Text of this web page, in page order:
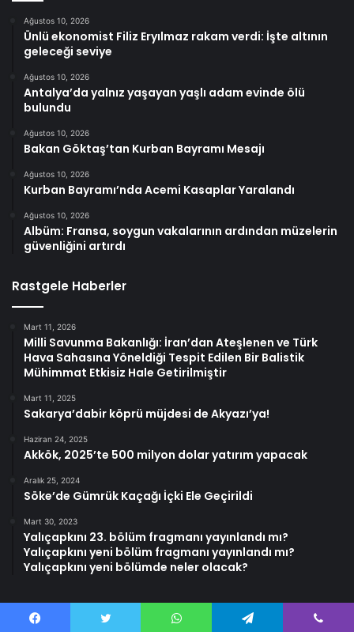
Ağustos 10, 2026
Ünlü ekonomist Filiz Eryılmaz rakam verdi: İşte altının
geleceği seviye
Ağustos 10, 2026
Antalya’da yalnız yaşayan yaşlı adam evinde ölü
bulundu
Ağustos 10, 2026
Bakan Göktaş’tan Kurban Bayramı Mesajı
Ağustos 10, 2026
Kurban Bayramı’nda Acemi Kasaplar Yaralandı
Ağustos 10, 2026
Albüm: Fransa, soygun vakalarının ardından müzelerin
güvenliğini artırdı
Rastgele Haberler
Mart 11, 2026
Milli Savunma Bakanlığı: İran’dan Ateşlenen ve Türk
Hava Sahasına Yöneldiği Tespit Edilen Bir Balistik
Mühimmat Etkisiz Hale Getirilmiştir
Mart 11, 2025
Sakarya’dabir köprü müjdesi de Akyazı’ya!
Haziran 24, 2025
Akkök, 2025’te 500 milyon dolar yatırım yapacak
Aralık 25, 2024
Söke’de Gümrük Kaçağı İçki Ele Geçirildi
Mart 30, 2023
Yalıçapkını 23. bölüm fragmanı yayınlandı mı?
Yalıçapkını yeni bölüm fragmanı yayınlandı mı?
Yalıçapkını yeni bölümde neler olacak?